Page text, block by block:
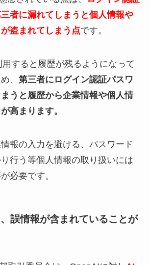
者に漏れてしまうと個人情報や
盗まれてしまう点です。
すると履歴が残るようになって
、 第三者にログイン認証パスワ
うと履歴から企業情報や個人情
高まります。
報の入力を避ける、パスワード
行う等個人情報の取り扱いには
必要です。
誤情報が含まれていることが